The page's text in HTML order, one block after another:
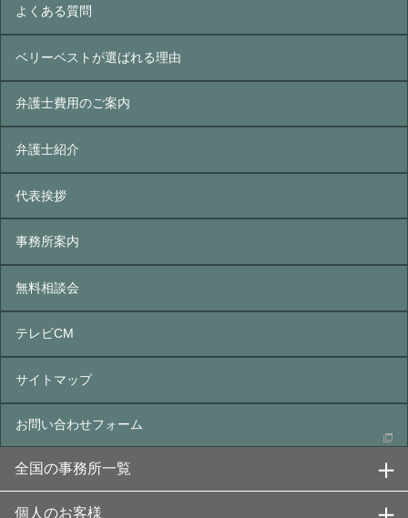
よくある質問
ベリーベストが選ばれる理由
弁護士費用のご案内
弁護士紹介
代表挨拶
事務所案内
無料相談会
テレビCM
サイトマップ
お問い合わせフォーム
全国の事務所一覧
個人のお客様